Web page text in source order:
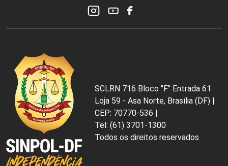
SCLRN 716 Bloco "F" Entrada 61
Loja 59 - Asa Norte, Brasília (DF) |
CEP: 70770-536 |
Tel: (61) 3701-1300
Todos os direitos reservados